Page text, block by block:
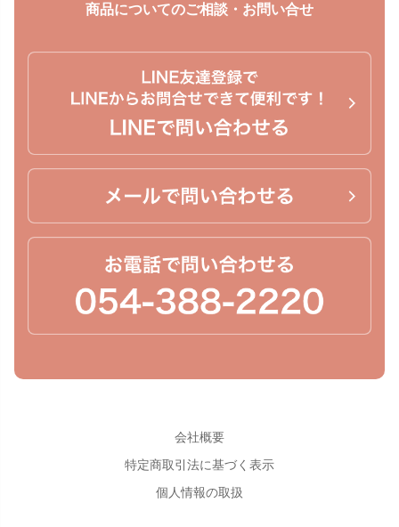
商品についてのご相談・お問い合せ
会社概要
特定商取引法に基づく表示
個人情報の取扱